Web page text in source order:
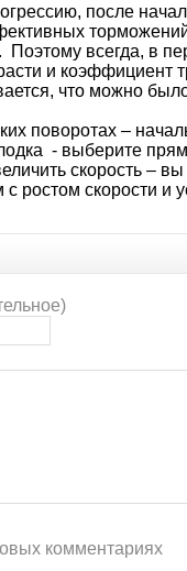
после
всегда, в
и коэффициент
что можно
поворотах –
- выберите
скорость –
ростом скорости и
комментариях